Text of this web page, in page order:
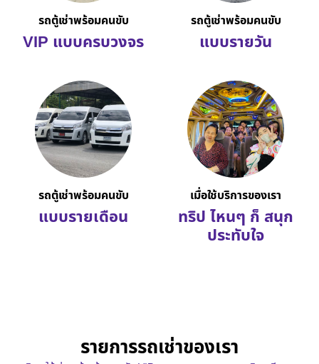
รถตู้เช่าพร้อมคนขับ
VIP แบบครบวงจร
รถตู้เช่าพร้อมคนขับ
แบบรายวัน
รถตู้เช่าพร้อมคนขับ
แบบรายเดือน
เมื่อใช้บริการของเรา
ทริป ไหนๆ ก็ สนุก
ประทับใจ
รายการรถเช่าของเรา